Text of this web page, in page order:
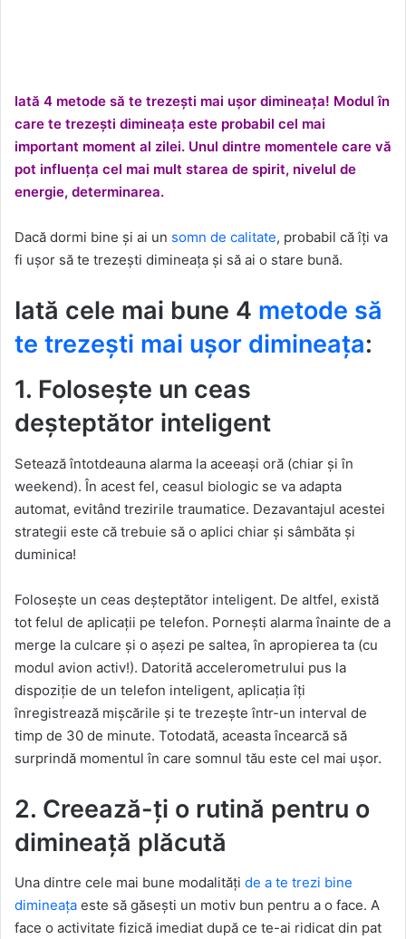
Iată 4 metode să te trezești mai ușor dimineața! Modul în
care te trezești dimineața este probabil cel mai
important moment al zilei. Unul dintre momentele care vă
pot influența cel mai mult starea de spirit, nivelul de
energie, determinarea.
Dacă dormi bine și ai un somn de calitate, probabil că îți va
fi ușor să te trezești dimineața și să ai o stare bună.
Iată cele mai bune 4 metode să
te trezești mai ușor dimineața:
1. Folosește un ceas
deșteptător inteligent
Setează întotdeauna alarma la aceeași oră (chiar și în
weekend). În acest fel, ceasul biologic se va adapta
automat, evitând trezirile traumatice. Dezavantajul acestei
strategii este că trebuie să o aplici chiar și sâmbăta și
duminica!
Folosește un ceas deșteptător inteligent. De altfel, există
tot felul de aplicații pe telefon. Pornești alarma înainte de a
merge la culcare și o așezi pe saltea, în apropierea ta (cu
modul avion activ!). Datorită accelerometrului pus la
dispoziție de un telefon inteligent, aplicația îți
înregistrează mișcările și te trezește într-un interval de
timp de 30 de minute. Totodată, aceasta încearcă să
surprindă momentul în care somnul tău este cel mai ușor.
2. Creează-ți o rutină pentru o
dimineață plăcută
Una dintre cele mai bune modalități de a te trezi bine
dimineața este să găsești un motiv bun pentru a o face. A
face o activitate fizică imediat după ce te-ai ridicat din pat